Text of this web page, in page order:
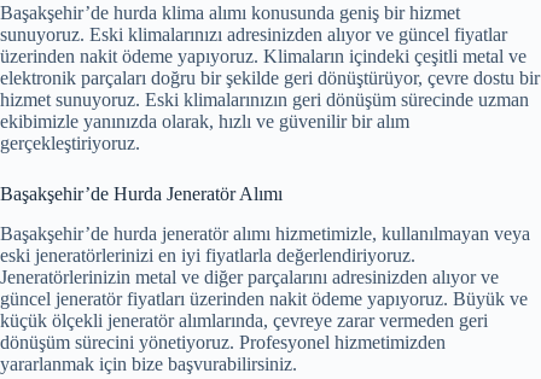
Başakşehir’de hurda klima alımı konusunda geniş bir hizmet
sunuyoruz. Eski klimalarınızı adresinizden alıyor ve güncel fiyatlar
üzerinden nakit ödeme yapıyoruz. Klimaların içindeki çeşitli metal ve
elektronik parçaları doğru bir şekilde geri dönüştürüyor, çevre dostu bir
hizmet sunuyoruz. Eski klimalarınızın geri dönüşüm sürecinde uzman
ekibimizle yanınızda olarak, hızlı ve güvenilir bir alım
gerçekleştiriyoruz.
Başakşehir’de Hurda Jeneratör Alımı
Başakşehir’de hurda jeneratör alımı hizmetimizle, kullanılmayan veya
eski jeneratörlerinizi en iyi fiyatlarla değerlendiriyoruz.
Jeneratörlerinizin metal ve diğer parçalarını adresinizden alıyor ve
güncel jeneratör fiyatları üzerinden nakit ödeme yapıyoruz. Büyük ve
küçük ölçekli jeneratör alımlarında, çevreye zarar vermeden geri
dönüşüm sürecini yönetiyoruz. Profesyonel hizmetimizden
yararlanmak için bize başvurabilirsiniz.